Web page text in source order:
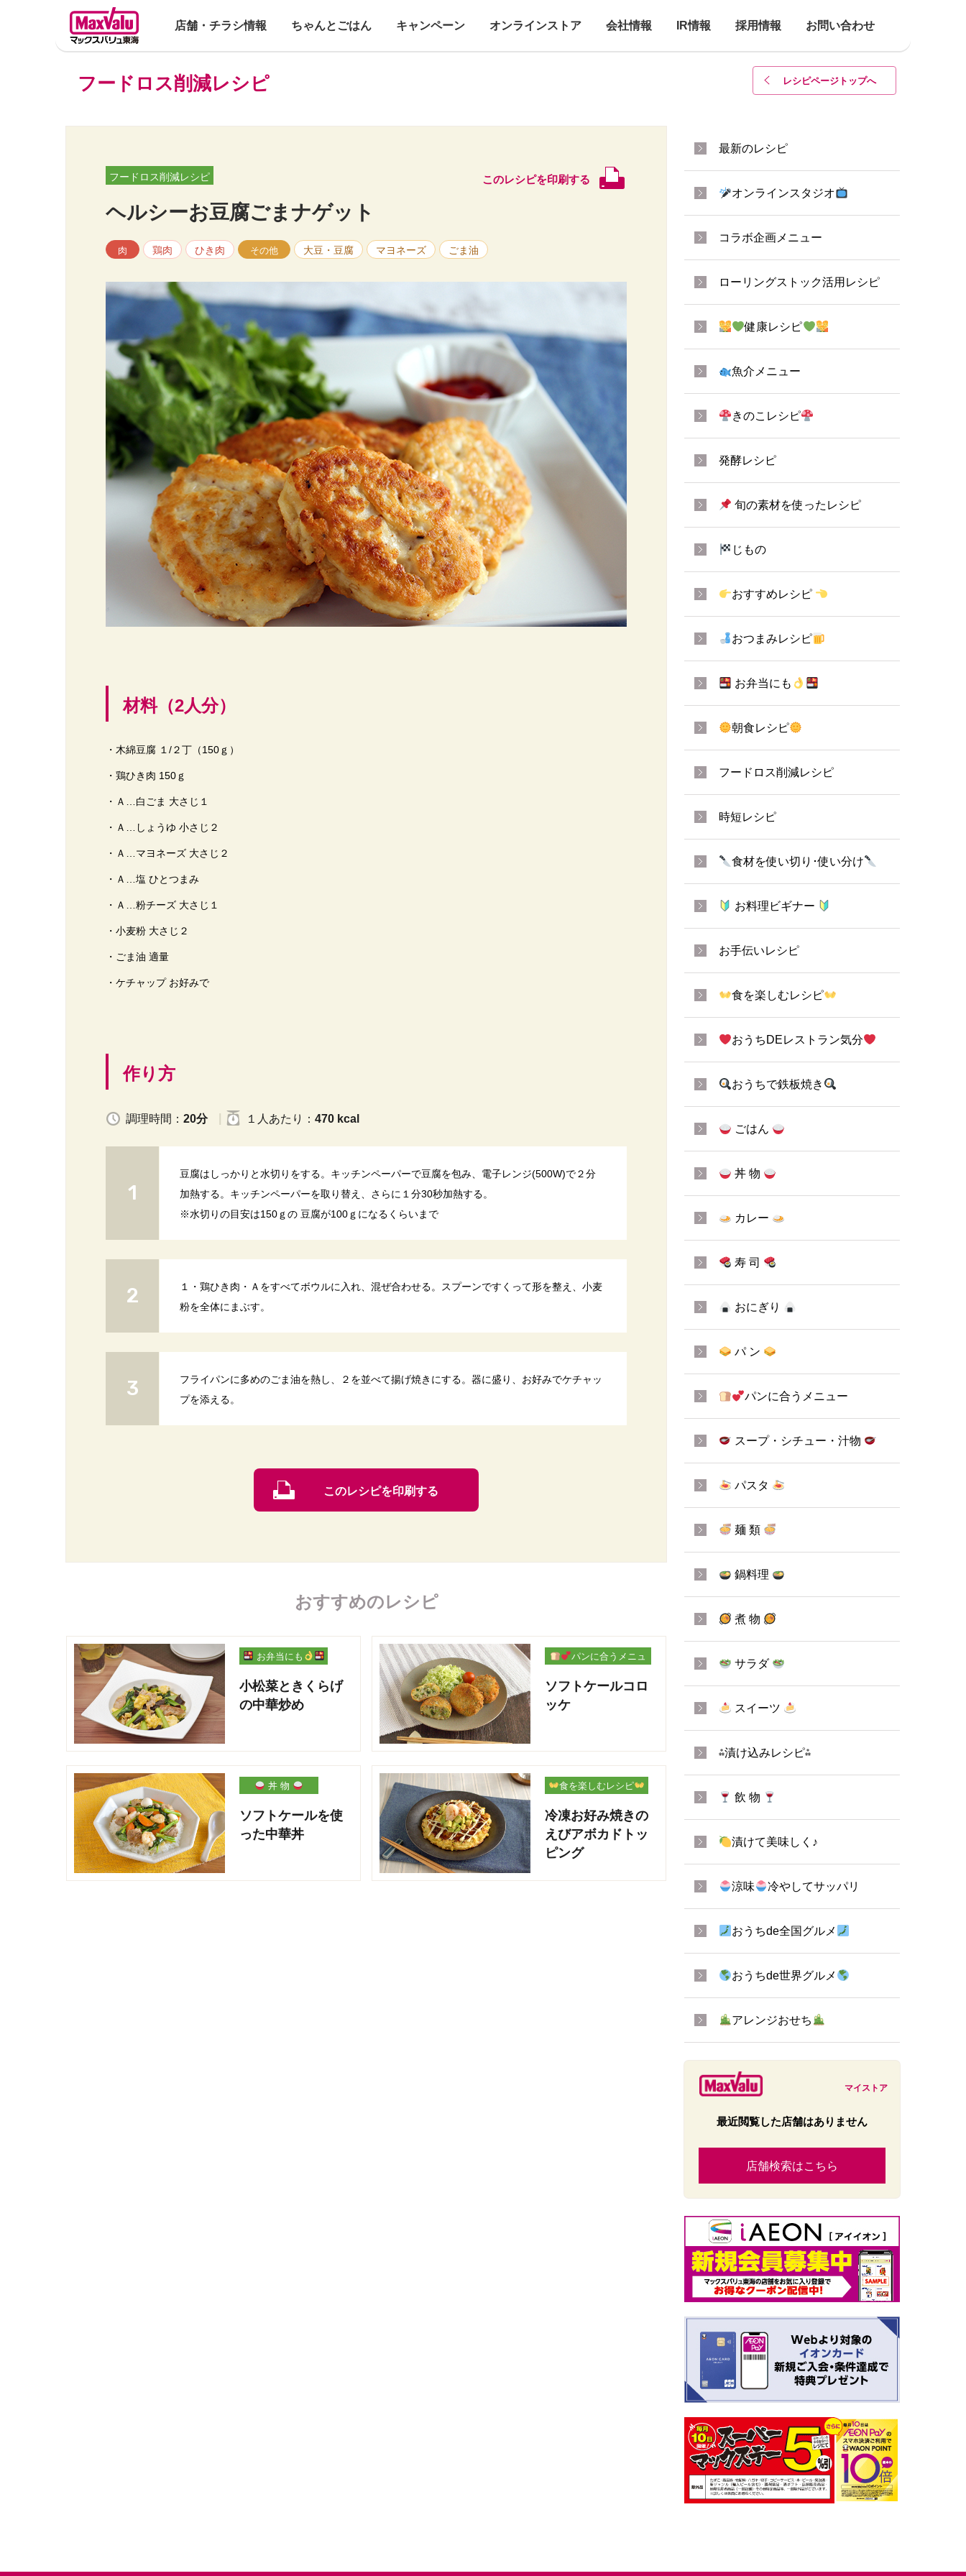
店舗・チラシ情報 ちゃんとごはん キャンペーン オンラインストア 会社情報 IR情報 採用情報 お問い合わせ
レシピページトップへ
フードロス削減レシピ
フードロス削減レシピ このレシピを印刷する
ヘルシーお豆腐ごまナゲット
肉 鶏肉 ひき肉 その他 大豆・豆腐 マヨネーズ ごま油
材料（2人分）
・木綿豆腐 １/２丁（150ｇ）
・鶏ひき肉 150ｇ
・Ａ…白ごま 大さじ１
・Ａ…しょうゆ 小さじ２
・Ａ…マヨネーズ 大さじ２
・Ａ…塩 ひとつまみ
・Ａ…粉チーズ 大さじ１
・小麦粉 大さじ２
・ごま油 適量
・ケチャップ お好みで
作り方
調理時間： 20分 １人 あたり ： 470 kcal
豆腐はしっかりと水切りをする。キッチンペーパーで豆腐を包み、電子レンジ(500W)で２分
加熱する。キッチンペーパーを取り替え、さらに１分30秒加熱する。
※水切りの目安は150ｇの 豆腐が100ｇになるくらいまで
１・鶏ひき肉・Ａをすべてボウルに入れ、混ぜ合わせる。スプーンですくって形を整え、小麦
粉を全体にまぶす。
フライパンに多めのごま油を熱し、２を並べて揚げ焼きにする。器に盛り、お好みでケチャッ
プを添える。
このレシピを印刷する
おすすめのレシピ
お弁当にも
小松菜ときくらげ
の中華炒め
パンに合うメニュ
ソフトケールコロ
ッケ
丼 物
ソフトケールを使
った中華丼
食を楽しむレシピ
冷凍お好み焼きの
えびアボカドトッ
ピング
最新のレシピ
オンラインスタジオ
コラボ企画メニュー
ローリングストック活用レシピ
健康レシピ
魚介メニュー
きのこレシピ
発酵レシピ
旬の素材を使ったレシピ
じもの
おすすめレシピ
おつまみレシピ
お弁当にも
朝食レシピ
フードロス削減レシピ
時短レシピ
食材を使い切り･使い分け
お料理ビギナー
お手伝いレシピ
食を楽しむレシピ
おうちDEレストラン気分
おうちで鉄板焼き
ごはん
丼 物
カレー
寿 司
おにぎり
パ ン
パンに合うメニュー
スープ・シチュー・汁物
パスタ
麺 類
鍋料理
煮 物
サラダ
スイーツ
⁂漬け込みレシピ⁂
飲 物
漬けて美味しく♪
涼味 冷やしてサッパリ
おうちde全国グルメ
おうちde世界グルメ
アレンジおせち
マイストア
最近閲覧した店舗はありません
店舗検索はこちら